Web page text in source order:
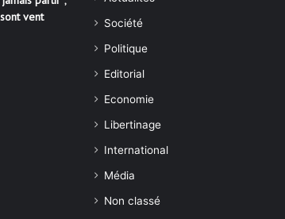
vent
Société
Politique
Editorial
Economie
Libertinage
International
Média
Non classé